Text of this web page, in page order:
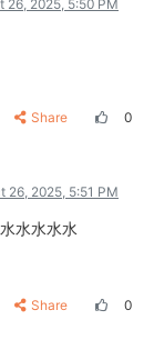
26, 2025, 5:50 PM
Share 0
26, 2025, 5:51 PM
水水水水
Share 0